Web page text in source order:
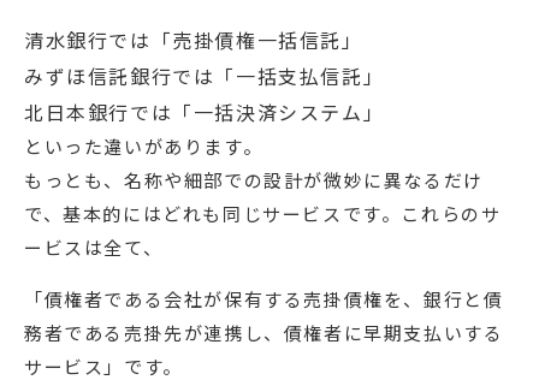
清水銀行では「売掛債権一括信託」
みずほ信託銀行では「一括支払信託」
北日本銀行では「一括決済システム」
といった違いがあります。
もっとも、名称や細部での設計が微妙に異なるだけ
で、基本的にはどれも同じサービスです。これらのサ
ービスは全て、
「債権者である会社が保有する売掛債権を、銀行と債
務者である売掛先が連携し、債権者に早期支払いする
サービス」です。